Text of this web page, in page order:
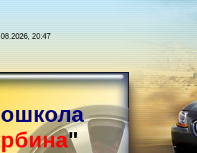
20:47
"